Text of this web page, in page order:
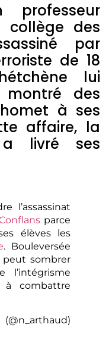
professeur
collège des
par
de 18
lui
montré des
à ses
affaire, la
a livré ses
l’assassinat
parce
élèves les
. Bouleversée
peut sombrer
l’intégrisme
à combattre